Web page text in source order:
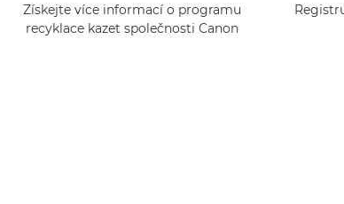
Získejte více informací o programu
recyklace kazet společnosti Canon